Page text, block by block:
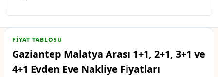
FIYAT TABLOSU
Gaziantep Malatya Arası 1+1, 2+1, 3+1 ve
4+1 Evden Eve Nakliye Fiyatları